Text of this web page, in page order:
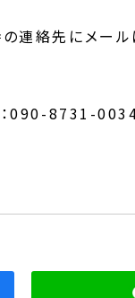
連絡先にメール
：090-8731-